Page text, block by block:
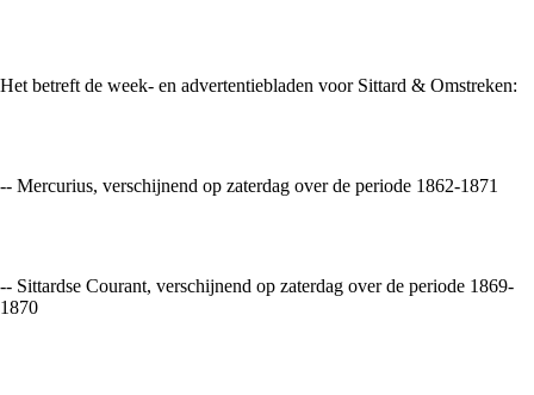
Het betreft de week- en advertentiebladen voor Sittard & Omstreken:
-- Mercurius, verschijnend op zaterdag over de periode 1862-1871
-- Sittardse Courant, verschijnend op zaterdag over de periode 1869-
1870